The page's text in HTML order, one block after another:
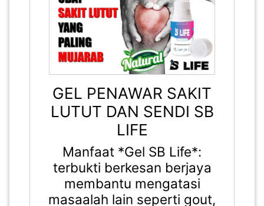
GEL PENAWAR SAKIT
LUTUT DAN SENDI SB
LIFE
Manfaat *Gel SB Life*:
terbukti berkesan berjaya
membantu mengatasi
masaalah lain seperti gout,